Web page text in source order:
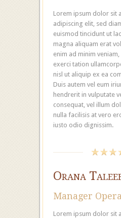
Lorem ipsum dolor sit
adipiscing elit, sed
euismod tincidunt ut
magna aliquam erat
enim ad minim
exerci tation
nisl ut aliquip ex ea
Duis autem vel eum
hendrerit in vulputate
consequat, vel illum
nulla facilisis at vero
iusto odio dignissim.
Orana
Manager
Lorem ipsum dolor sit